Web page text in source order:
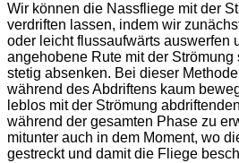
Wir können die Nassfliege mit der
verdriften lassen, indem wir
oder leicht flussaufwärts auswerfen
angehobene Rute mit der
stetig absenken. Bei dieser
während des Abdriftens kaum
leblos mit der Strömung
während der gesamten Phase zu
mitunter auch in dem Moment, wo
gestreckt und damit die Fliege